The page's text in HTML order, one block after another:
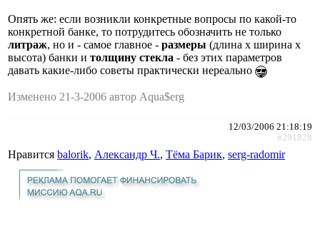
Опять же: если возникли конкретные вопросы по какой-то
конкретной банке, то потрудитесь обозначить не только
литраж, но и - самое главное - размеры (длина х ширина х
высота) банки и толщину стекла - без этих параметров
давать какие-либо советы практически нереально
Изменено 21-3-2006 автор Aqua$erg
12/03/2006 21:18:19
#291828
Нравится balorik, Александр Ч., Тёма Барик, serg-radomir